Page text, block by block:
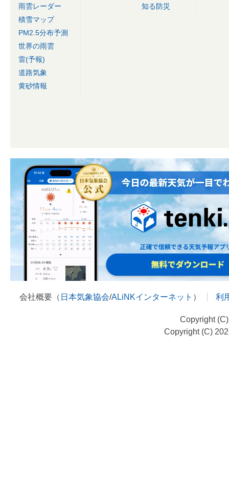
雨雲レーダー
積雪マップ
PM2.5分布予測
世界の雨雲
雷(予報)
道路気象
黄砂情報
知る防災
会社概要（ 日本気象協会/ALiNKインターネット ） 利
Copyright
Copyright (C)